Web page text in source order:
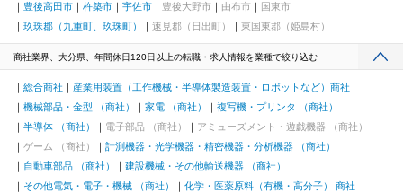
豊後高田市
杵築市 宇佐市 豊後大野市 由布市
国東市
玖珠郡（九重町、玖珠町）
速見郡（日出町） 東国東郡（姫島村）
商社業界、大分県、年間休日120日以上の転職・求人情報を業種で絞り込む
総合商社
産業用装置（工作機械・半導体製造装置・ロボットなど）商社
機械部品・金型 （商社）
家電 （商社）
複写機・プリンタ （商社）
半導体 （商社）
電子部品 （商社）
アミューズメント・遊戯機器 （商社）
ゲーム （商社）
計測機器・光学機器・精密機器・分析機器 （商社）
自動車部品 （商社）
建設機械・その他輸送機器 （商社）
その他電気・電子・機械 （商社）
化学・医薬原料（有機・高分子） 商社